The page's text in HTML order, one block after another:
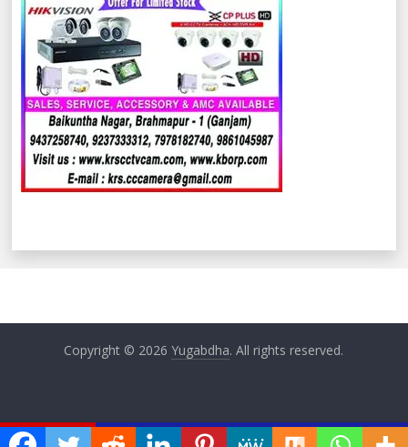
Copyright © 2026Yugabdha. All rights reserved.
ଏବେ ଏବେ ଅନୁଦାନ ପ୍ରାପ୍ତ ଶିକ୍ଷକଙ୍କ ଦାବି ପୂରଣରେ ଟାଳ ଟୁଳ